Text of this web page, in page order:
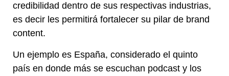
credibilidad dentro de sus respectivas industrias,
es decir les permitirá fortalecer su pilar de brand
content.
Un ejemplo es España, considerado el quinto
país en donde más se escuchan podcast y los